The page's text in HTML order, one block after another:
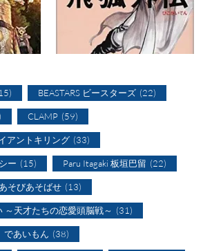
BEASTARS ビースターズ (22)
CLAMP (59)
アントキリング (33)
ー (15) Paru Itagaki 板垣巴留 (22)
あそびあそばせ (13)
～天才たちの恋愛頭脳戦～ (31)
であいもん (38)